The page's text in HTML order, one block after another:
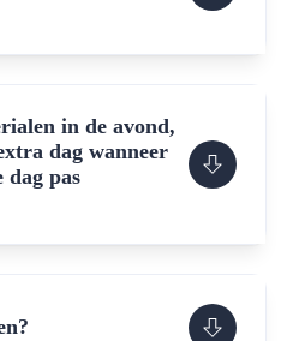
in de avond,
dag wanneer
dag pas